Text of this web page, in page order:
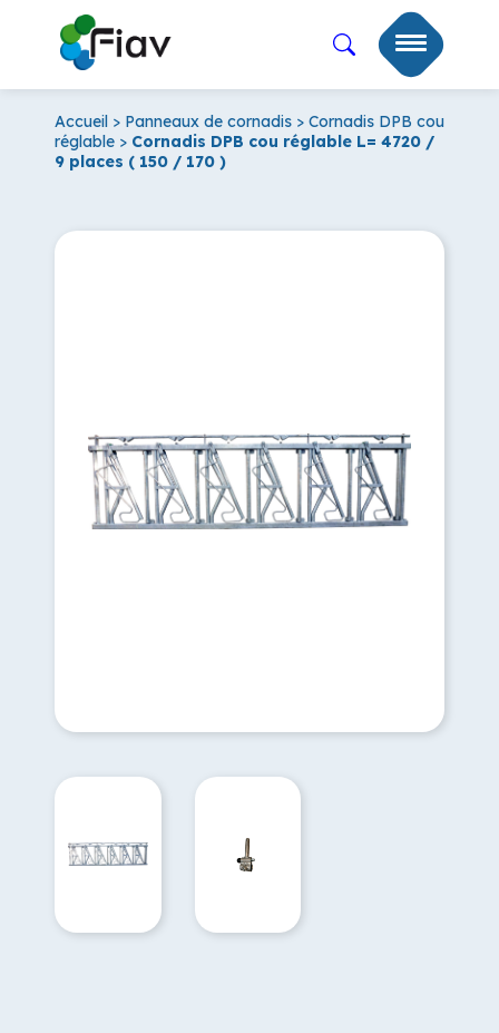
Accueil > Panneaux de cornadis > Cornadis DPB cou
réglable > Cornadis DPB cou réglable L= 4720 /
9 places ( 150 / 170 )